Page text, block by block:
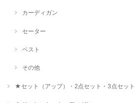
カーディガン
セーター
ベスト
その他
★セット（アップ）・2点セット・3点セット